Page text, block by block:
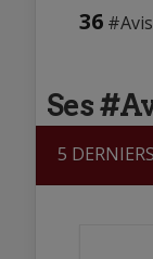
36
Ses
5 DERNIERS